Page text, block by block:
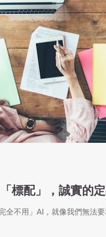
標配」，誠實的定
全不用」AI，就像我們無法